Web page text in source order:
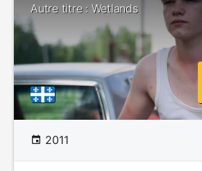
Autre titre : Wetlands
2011